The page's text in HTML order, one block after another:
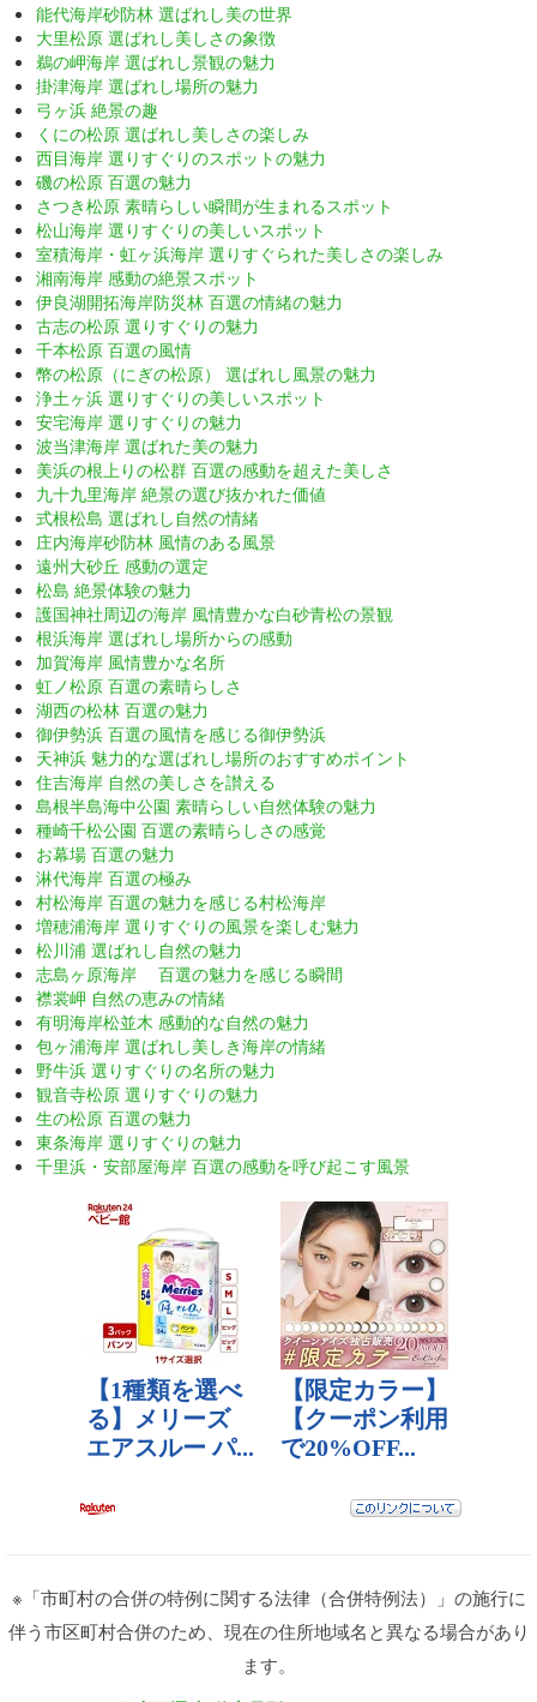
能代海岸砂防林 選ばれし美の世界
大里松原 選ばれし美しさの象徴
鵜の岬海岸 選ばれし景観の魅力
掛津海岸 選ばれし場所の魅力
弓ヶ浜 絶景の趣
くにの松原 選ばれし美しさの楽しみ
西目海岸 選りすぐりのスポットの魅力
磯の松原 百選の魅力
さつき松原 素晴らしい瞬間が生まれるスポット
松山海岸 選りすぐりの美しいスポット
室積海岸・虹ヶ浜海岸 選りすぐられた美しさの楽しみ
湘南海岸 感動の絶景スポット
伊良湖開拓海岸防災林 百選の情緒の魅力
古志の松原 選りすぐりの魅力
千本松原 百選の風情
幣の松原（にぎの松原） 選ばれし風景の魅力
浄土ヶ浜 選りすぐりの美しいスポット
安宅海岸 選りすぐりの魅力
波当津海岸 選ばれた美の魅力
美浜の根上りの松群 百選の感動を超えた美しさ
九十九里海岸 絶景の選び抜かれた価値
式根松島 選ばれし自然の情緒
庄内海岸砂防林 風情のある風景
遠州大砂丘 感動の選定
松島 絶景体験の魅力
護国神社周辺の海岸 風情豊かな白砂青松の景観
根浜海岸 選ばれし場所からの感動
加賀海岸 風情豊かな名所
虹ノ松原 百選の素晴らしさ
湖西の松林 百選の魅力
御伊勢浜 百選の風情を感じる御伊勢浜
天神浜 魅力的な選ばれし場所のおすすめポイント
住吉海岸 自然の美しさを讃える
島根半島海中公園 素晴らしい自然体験の魅力
種崎千松公園 百選の素晴らしさの感覚
お幕場 百選の魅力
淋代海岸 百選の極み
村松海岸 百選の魅力を感じる村松海岸
増穂浦海岸 選りすぐりの風景を楽しむ魅力
松川浦 選ばれし自然の魅力
志島ヶ原海岸 百選の魅力を感じる瞬間
襟裳岬 自然の恵みの情緒
有明海岸松並木 感動的な自然の魅力
包ヶ浦海岸 選ばれし美しき海岸の情緒
野牛浜 選りすぐりの名所の魅力
観音寺松原 選りすぐりの魅力
生の松原 百選の魅力
東条海岸 選りすぐりの魅力
千里浜・安部屋海岸 百選の感動を呼び起こす風景
※「市町村の合併の特例に関する法律（合併特例法）」の施行に
伴う市区町村合併のため、現在の住所地域名と異なる場合があり
ます。